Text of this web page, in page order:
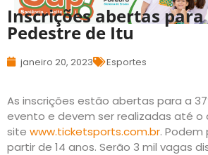
Inscrições abertas para
Pedestre de Itu
janeiro 20, 2023 Esportes
As inscrições estão abertas para a
evento e devem ser realizadas até o
site www.ticketsports.com.br.
partir de 14 anos. Serão 3 mil vagas